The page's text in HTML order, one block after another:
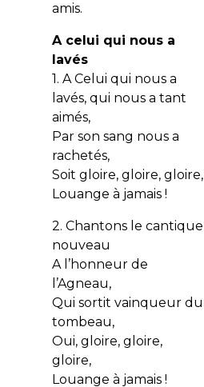
amis.
A celui qui nous a
lavés
1. A Celui qui nous a
lavés, qui nous a tant
aimés,
Par son sang nous a
rachetés,
Soit gloire, gloire, gloire,
Louange à jamais !
2. Chantons le cantique
nouveau
A l’honneur de
l’Agneau,
Qui sortit vainqueur du
tombeau,
Oui, gloire, gloire,
gloire,
Louange à jamais !